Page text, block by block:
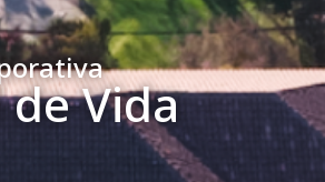
Vida